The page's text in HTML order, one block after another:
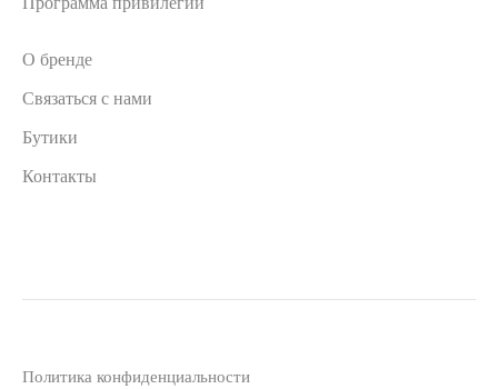
О бренде
Связаться с нами
Бутики
Контакты
Политика конфиденциальности